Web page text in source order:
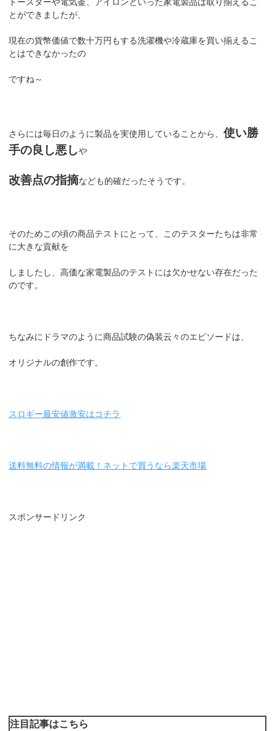
とができましたが、
現在の貨幣価値で数十万円もする洗濯機や冷蔵庫を買い揃えるこ
とはできなかったの
ですね～
さらには毎日のように製品を実使用していることから、使い勝
手の良し悪しや
改善点の指摘なども的確だったそうです。
そのためこの頃の商品テストにとって、このテスターたちは非常
に大きな貢献を
しましたし、高価な家電製品のテストには欠かせない存在だった
のです。
ちなみにドラマのように商品試験の偽装云々のエピソードは、
オリジナルの創作です。
スロギー最安値激安はコチラ
送料無料の情報が満載！ネットで買うなら楽天市場
スポンサードリンク
注目記事はこちら